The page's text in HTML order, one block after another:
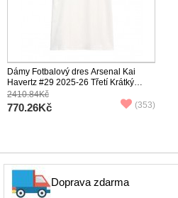
Dámy Fotbalový dres Arsenal Kai
Havertz #29 2025-26 Třetí Krátký
Rukáv
2410.84Kč
770.26Kč (353)
Doprava zdarma